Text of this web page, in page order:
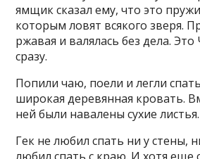
ямщик сказал ему, что это
которым ловят всякого зверя.
ржавая и валялась без дела. Это
сразу.
Попили чаю, поели и легли
широкая деревянная кровать.
ней были навалены сухие листья.
Гек не любил спать ни у стены,